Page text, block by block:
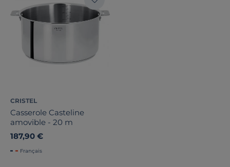
CRISTEL
Casserole Casteline
amovible - 20 m
187,90 €
Français